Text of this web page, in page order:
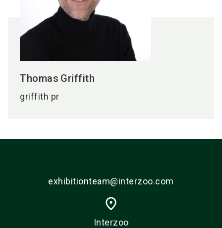
Thomas Griffith
griffith pr
exhibitionteam@interzoo.com
place
Interzoo